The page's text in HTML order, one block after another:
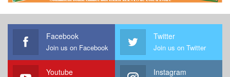
Facebook
Join us on Facebook
Twitter
Join us on Twitter
Youtube Instagram